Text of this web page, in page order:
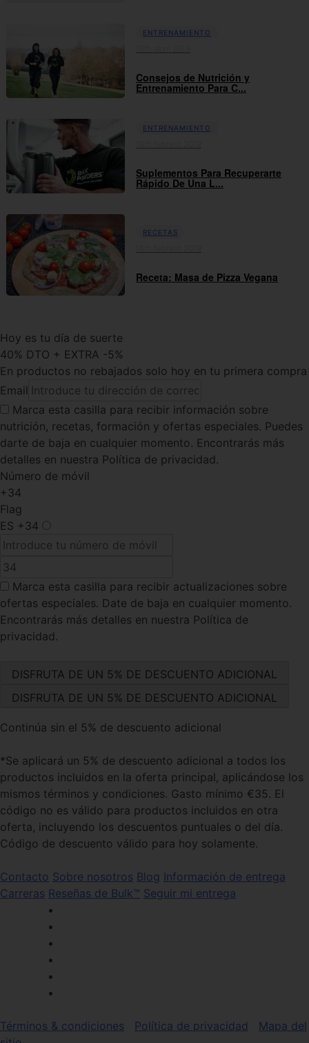
ENTRENAMIENTO
Consejos de Nutrición y
Entrenamiento Para C...
ENTRENAMIENTO
Suplementos Para Recuperarte
Rápido De Una L...
RECETAS
Receta: Masa de Pizza Vegana
Hoy es tu día de suerte
40% DTO + EXTRA -5%
En productos no rebajados solo hoy en tu primera compra
Email
Marca esta casilla para recibir información sobre
nutrición, recetas, formación y ofertas especiales. Puedes
darte de baja en cualquier momento. Encontrarás más
detalles en nuestra Política de privacidad.
Número de móvil
+34
Flag
ES +34
Marca esta casilla para recibir actualizaciones sobre
ofertas especiales. Date de baja en cualquier momento.
Encontrarás más detalles en nuestra Política de
privacidad.
Continúa sin el 5% de descuento adicional
*Se aplicará un 5% de descuento adicional a todos los
productos incluidos en la oferta principal, aplicándose los
mismos términos y condiciones. Gasto mínimo €35. El
código no es válido para productos incluidos en otra
oferta, incluyendo los descuentos puntuales o del día.
Código de descuento válido para hoy solamente.
Contacto Sobre nosotros Blog Información de entrega
Carreras Reseñas de Bulk™ Seguir mi entrega
Términos & condiciones Política de privacidad
Mapa del